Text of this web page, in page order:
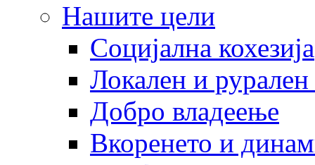
Нашите цели
Социјална кохезија
Локален и рурален
Добро владеење
Вкоренето и